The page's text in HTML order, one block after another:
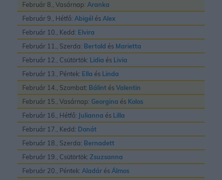
Február 8., Vasárnap: Aranka
Február 9., Hétfő: Abigél ésAlex
Február 10., Kedd: Elvira
Február 11., Szerda: Bertold és Marietta
Február 12., Csütörtök: Lidia és Livia
Február 13., Péntek: Ella és Linda
Február 14., Szombat: Bálint ésValentin
Február 15., Vasárnap: Georgina és Kolos
Február 16., Hétfő: Julianna és Lilla
Február 17., Kedd: Donát
Február 18., Szerda: Bernadett
Február 19., Csütörtök: Zsuzsanna
Február 20., Péntek: Aladár ésÁlmos